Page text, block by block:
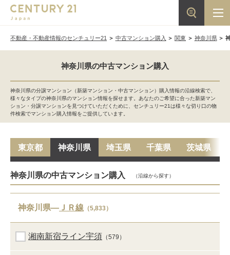
不動産・不動産情報のセンチュリー21 中古マンション購入 関東 神奈川県
神奈川県の中古マンション購入
神奈川県の分譲マンション（新築マンション・中古マンション）購入情報の沿線検索で、
様々なタイプの神奈川県のマンション情報を探せます。あなたのご希望に合った新築マン
ション・分譲マンションを見つけていただくために、センチュリー21は様々な切り口の物
件検索でマンション購入情報をご提供しています。
東京都 神奈川県 埼玉県 千葉県 茨城県
神奈川県の中古マンション購入 （沿線から探す）
神奈川県― ＪＲ線 （5,833）
湘南新宿ライン宇須 （579）